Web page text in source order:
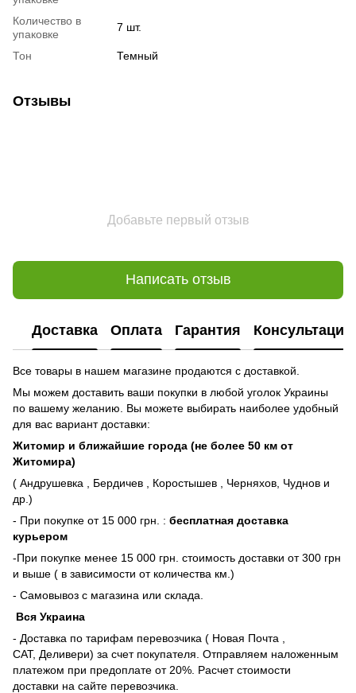
Количество в
упаковке
7 шт.
Тон Темный
Отзывы
Добавьте первый отзыв
Написать отзыв
Доставка Оплата Гарантия Консультация
Все товары в нашем магазине продаются с доставкой.
Мы можем доставить ваши покупки в любой уголок Украины
по вашему желанию. Вы можете выбирать наиболее удобный
для вас вариант доставки:
Житомир и ближайшие города (не более 50 км от
Житомира)
( Андрушевка , Бердичев , Коростышев , Черняхов, Чуднов и
др.)
- При покупке от 15 000 грн. : бесплатная доставка
курьером
-При покупке менее 15 000 грн. стоимость доставки от 300 грн
и выше ( в зависимости от количества км.)
- Самовывоз с магазина или склада.
Вся Украина
- Доставка по тарифам перевозчика ( Новая Почта ,
САТ, Деливери) за счет покупателя. Отправляем наложенным
платежом при предоплате от 20%. Расчет стоимости
доставки на сайте перевозчика.